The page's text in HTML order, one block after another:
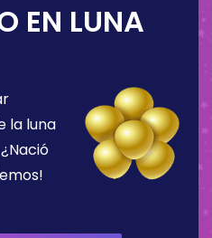
EN LUNA
la luna